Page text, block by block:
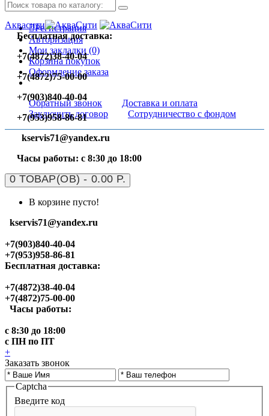
Регистрация
Авторизация
Мои закладки (0)
Корзина покупок
Оформление заказа
Обратный звонок
Доставка и оплата
Заключить договор
Сотрудничество с фондом
Аквасити
Бесплатная доставка:
+7(4872)38-40-04
+7(4872)75-00-00
+7(903)840-40-04
+7(953)958-86-81
kservis71@yandex.ru
Часы работы: с 8:30 до 18:00
0 ТОВАР(ОВ) - 0.00 Р.
В корзине пусто!
kservis71@yandex.ru
+7(903)840-40-04
+7(953)958-86-81
Бесплатная доставка:
+7(4872)38-40-04
+7(4872)75-00-00
Часы работы:
с 8:30 до 18:00
с ПН по ПТ
+
Заказать звонок
Captcha
Введите код